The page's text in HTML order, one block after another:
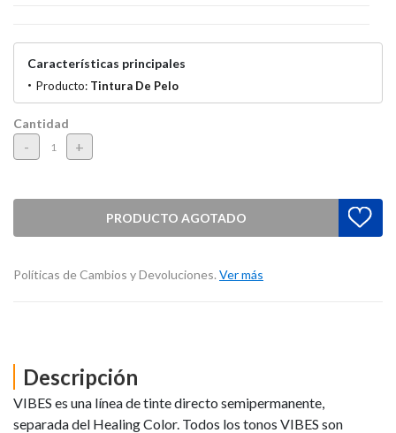
Características principales
Producto: Tintura De Pelo
Cantidad
- +
PRODUCTO AGOTADO
Políticas de Cambios y Devoluciones. Ver más
Descripción
VIBES es una línea de tinte directo semipermanente,
separada del Healing Color. Todos los tonos VIBES son